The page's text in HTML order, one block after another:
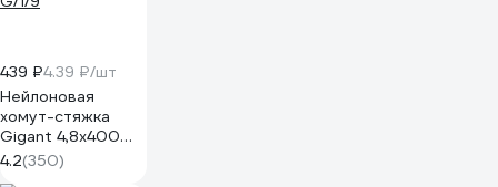
439 ₽4.39 ₽/шт
Нейлоновая
хомут-стяжка
Gigant 4,8х400
черный, 100 шт
G/1/9
4.2(350)